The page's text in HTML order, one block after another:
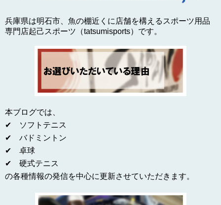
兵庫県は明石市、魚の棚近くに店舗を構えるスポーツ用品
専門店起己スポーツ（tatsumisports）です。
本ブログでは、
✔ ソフトテニス
✔ バドミントン
✔ 卓球
✔ 硬式テニス
の各種情報の発信を中心に更新させていただきます。